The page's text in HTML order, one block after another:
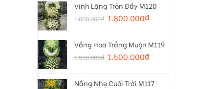
Vĩnh Lặng Tròn Đầy M120
1.850.000₫ 1.800.000₫
Vầng Hoa Trắng Muộn M119
1.550.000₫ 1.500.000₫
Nắng Nhẹ Cuối Trời M117